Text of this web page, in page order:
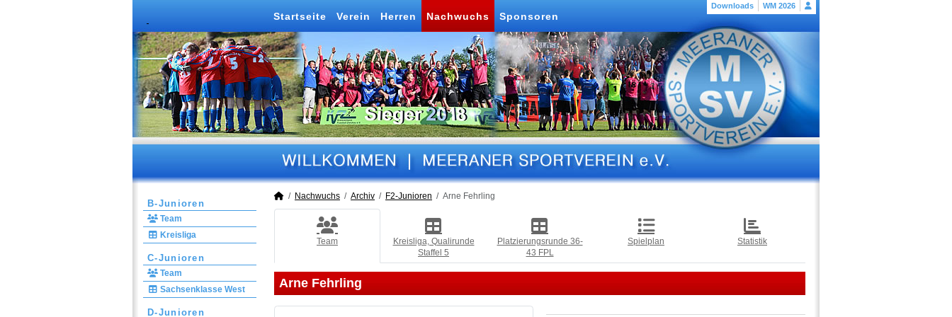
Downloads WM 2026
Startseite Verein Herren Nachwuchs Sponsoren
B-Junioren
Team
Kreisliga
C-Junioren
Team
Sachsenklasse West
D-Junioren
Nachwuchs Archiv F2-Junioren Arne Fehrling
Team
Kreisliga, Qualirunde
Staffel 5
Platzierungsrunde 36-
43 FPL
Spielplan Statistik
Arne Fehrling